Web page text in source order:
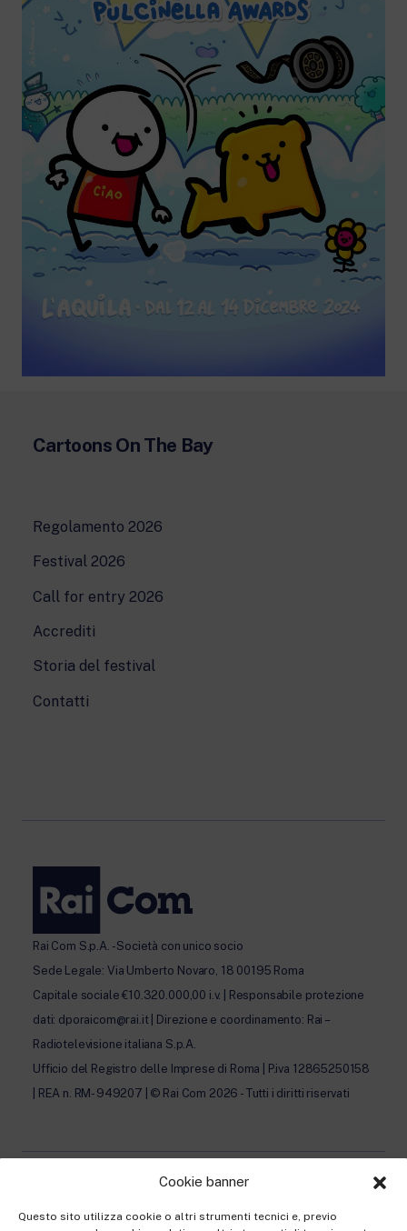
Cookie banner
Questo sito utilizza cookie o altri strumenti tecnici e, previo
Cartoons On The Bay
Regolamento 2026
Festival 2026
Call for entry 2026
Accrediti
Storia del festival
Contatti
Rai Com S.p.A. - Società con unico socio
Sede Legale: Via Umberto Novaro, 18 00195 Roma
Capitale sociale €10.320.000,00 i.v. | Responsabile protezione
dati: dporaicom@rai.it | Direzione e coordinamento: Rai –
Radiotelevisione italiana S.p.A.
Ufficio del Registro delle Imprese di Roma | P.iva 12865250158
| REA n. RM- 949207 | © Rai Com 2026 - Tutti i diritti riservati